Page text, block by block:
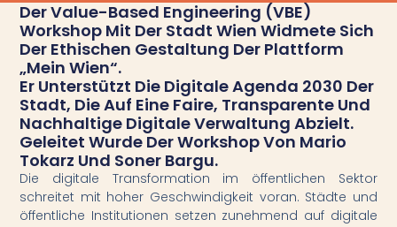
Der Value-Based Engineering (VBE)
Workshop Mit Der Stadt Wien Widmete Sich
Der Ethischen Gestaltung Der Plattform
„Mein Wien“.
Er Unterstützt Die Digitale Agenda 2030 Der
Stadt, Die Auf Eine Faire, Transparente Und
Nachhaltige Digitale Verwaltung Abzielt.
Geleitet Wurde Der Workshop Von Mario
Tokarz Und Soner Bargu.
Die digitale Transformation im öffentlichen Sektor
schreitet mit hoher Geschwindigkeit voran. Städte und
öffentliche Institutionen setzen zunehmend auf digitale